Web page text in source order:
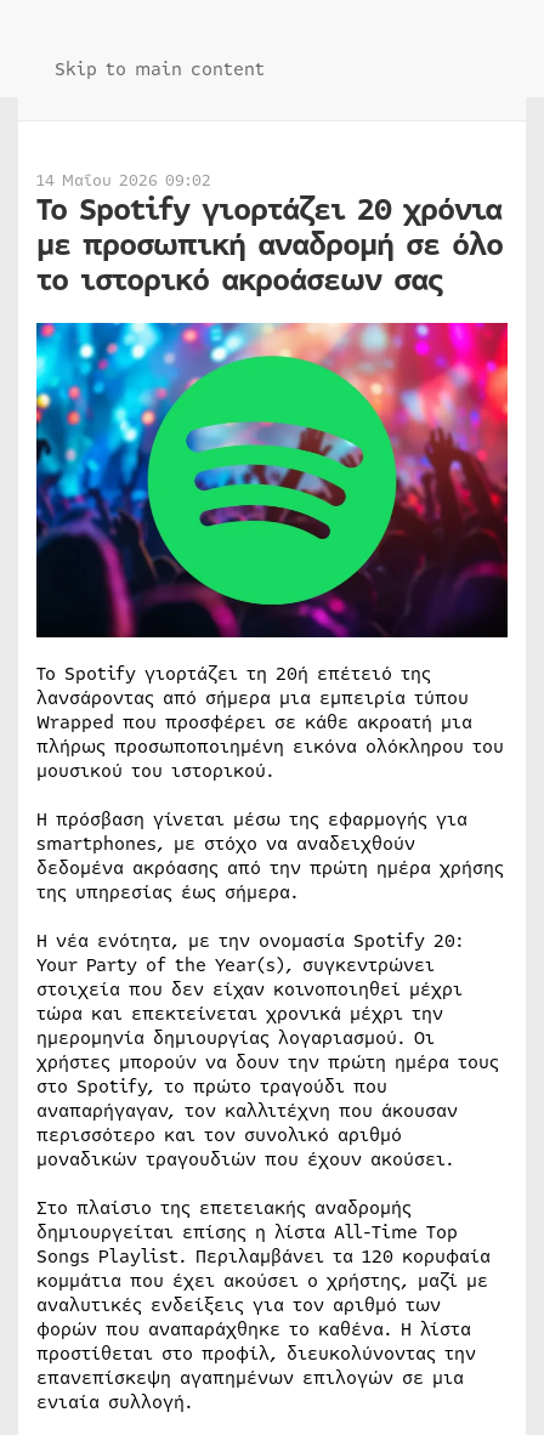
Skip to main content
14 Μαΐου 2026 09:02
Το Spotify γιορτάζει 20 χρόνια
με προσωπική αναδρομή σε όλο
το ιστορικό ακροάσεων σας
Το Spotify γιορτάζει τη 20ή επέτειό της
λανσάροντας από σήμερα μια εμπειρία τύπου
Wrapped που προσφέρει σε κάθε ακροατή μια
πλήρως προσωποποιημένη εικόνα ολόκληρου του
μουσικού του ιστορικού.
Η πρόσβαση γίνεται μέσω της εφαρμογής για
smartphones, με στόχο να αναδειχθούν
δεδομένα ακρόασης από την πρώτη ημέρα χρήσης
της υπηρεσίας έως σήμερα.
Η νέα ενότητα, με την ονομασία Spotify 20:
Your Party of the Year(s), συγκεντρώνει
στοιχεία που δεν είχαν κοινοποιηθεί μέχρι
τώρα και επεκτείνεται χρονικά μέχρι την
ημερομηνία δημιουργίας λογαριασμού. Οι
χρήστες μπορούν να δουν την πρώτη ημέρα τους
στο Spotify, το πρώτο τραγούδι που
αναπαρήγαγαν, τον καλλιτέχνη που άκουσαν
περισσότερο και τον συνολικό αριθμό
μοναδικών τραγουδιών που έχουν ακούσει.
Στο πλαίσιο της επετειακής αναδρομής
δημιουργείται επίσης η λίστα All-Time Top
Songs Playlist. Περιλαμβάνει τα 120 κορυφαία
κομμάτια που έχει ακούσει ο χρήστης, μαζί με
αναλυτικές ενδείξεις για τον αριθμό των
φορών που αναπαράχθηκε το καθένα. Η λίστα
προστίθεται στο προφίλ, διευκολύνοντας την
επανεπίσκεψη αγαπημένων επιλογών σε μια
ενιαία συλλογή.